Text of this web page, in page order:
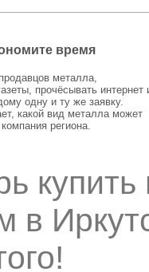
время
металла,
прочёсывать интернет
одну и ту же заявку.
какой вид металла может
региона.
в